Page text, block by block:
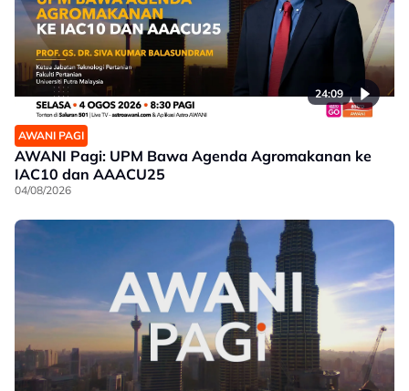
24:09
AWANI PAGI
AWANI Pagi: UPM Bawa Agenda Agromakanan ke
IAC10 dan AAACU25
04/08/2026